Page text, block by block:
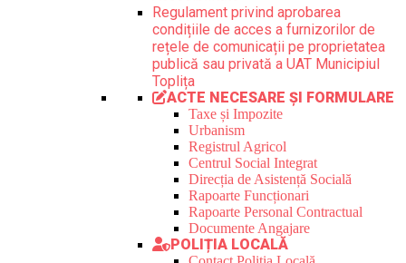
Regulament privind aprobarea
condițiile de acces a furnizorilor de
rețele de comunicații pe proprietatea
publică sau privată a UAT Municipiul
Toplița
ACTE NECESARE ȘI FORMULARE
Taxe și Impozite
Urbanism
Registrul Agricol
Centrul Social Integrat
Direcția de Asistență Socială
Rapoarte Funcționari
Rapoarte Personal Contractual
Documente Angajare
POLIȚIA LOCALĂ